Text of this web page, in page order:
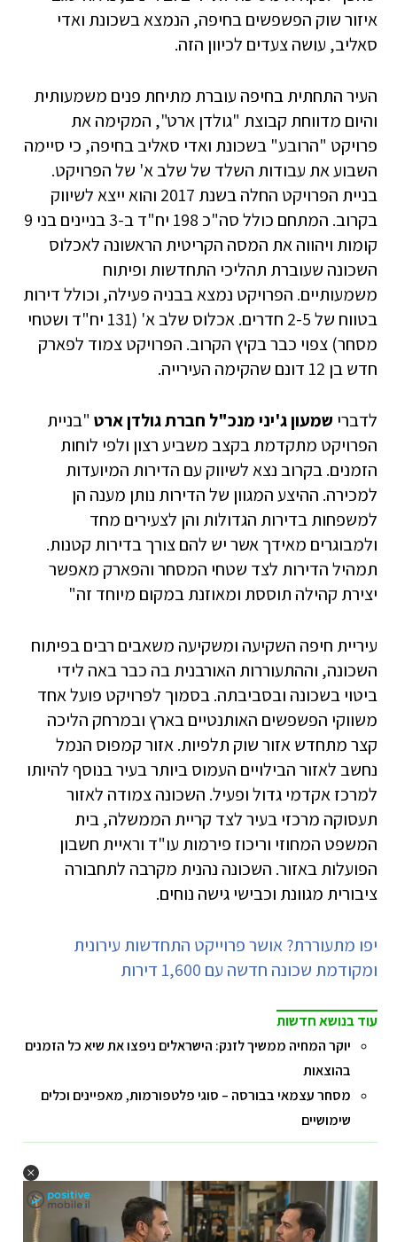
איזור שוק הפשפשים בחיפה, הנמצא בשכונת ואדי
סאליב, עושה צעדים לכיוון הזה.
העיר התחתית בחיפה עוברת מתיחת פנים משמעותית
והיום מדווחת קבוצת "גולדן ארט", המקימה את
פרויקט "הרובע" בשכונת ואדי סאליב בחיפה, כי סיימה
השבוע את עבודות השלד של שלב א' של הפרויקט.
בניית הפרויקט החלה בשנת 2017 והוא ייצא לשיווק
בקרוב. המתחם כולל סה"כ 198 יח"ד ב-3 בניינים בני 9
קומות ויהווה את המסה הקריטית הראשונה לאכלוס
השכונה שעוברת תהליכי התחדשות ופיתוח
משמעותיים. הפרויקט נמצא בבניה פעילה, וכולל דירות
בטווח של 2-5 חדרים. אכלוס שלב א' (131 יח"ד ושטחי
מסחר) צפוי כבר בקיץ הקרוב. הפרויקט צמוד לפארק
חדש בן 12 דונם שהקימה העירייה.
לדברי שמעון ג'יני מנכ"ל חברת גולדן ארט "בניית
הפרויקט מתקדמת בקצב משביע רצון ולפי לוחות
הזמנים. בקרוב נצא לשיווק עם הדירות המיועדות
למכירה. ההיצע המגוון של הדירות נותן מענה הן
למשפחות בדירות הגדולות והן לצעירים מחד
ולמבוגרים מאידך אשר יש להם צורך בדירות קטנות.
תמהיל הדירות לצד שטחי המסחר והפארק מאפשר
יצירת קהילה תוססת ומאוזנת במקום מיוחד זה"
עיריית חיפה השקיעה ומשקיעה משאבים רבים בפיתוח
השכונה, וההתעוררות האורבנית בה כבר באה לידי
ביטוי בשכונה ובסביבתה. בסמוך לפרויקט פועל אחד
משווקי הפשפשים האותנטיים בארץ ובמרחק הליכה
קצר מתחדש אזור שוק תלפיות. אזור קמפוס הנמל
נחשב לאזור הבילויים העמוס ביותר בעיר בנוסף להיותו
למרכז אקדמי גדול ופעיל. השכונה צמודה לאזור
תעסוקה מרכזי בעיר לצד קריית הממשלה, בית
המשפט המחוזי וריכוז פירמות עו"ד וראיית חשבון
הפועלות באזור. השכונה נהנית מקרבה לתחבורה
ציבורית מגוונת וכבישי גישה נוחים.
יפו מתעוררת? אושר פרוייקט התחדשות עירונית
ומקודמת שכונה חדשה עם 1,600 דירות
עוד בנושא חדשות
יוקר המחיה ממשיך לזנק: הישראלים ניפצו את שיא כל הזמנים
בהוצאות
מסחר עצמאי בבורסה – סוגי פלטפורמות, מאפיינים וכלים
שימושיים